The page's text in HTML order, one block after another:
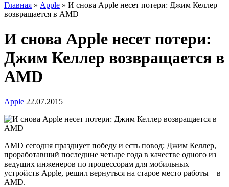
Главная » Apple » И снова Apple несет потери: Джим Келлер
возвращается в AMD
И снова Apple несет потери:
Джим Келлер возвращается в
AMD
Apple 22.07.2015
AMD сегодня празднует победу и есть повод: Джим Келлер,
проработавший последние четыре года в качестве одного из
ведущих инженеров по процессорам для мобильных
устройств Apple, решил вернуться на старое место работы – в
AMD.